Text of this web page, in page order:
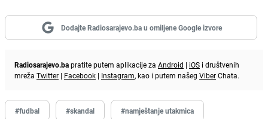
Dodajte Radiosarajevo.ba u omiljene Google izvore
Radiosarajevo.bapratite putem aplikacije za Android | iOS i društvenih
mreža Twitter | Facebook | Instagram, kao i putem našeg ViberChata.
#fudbal #skandal #namještanje utakmica